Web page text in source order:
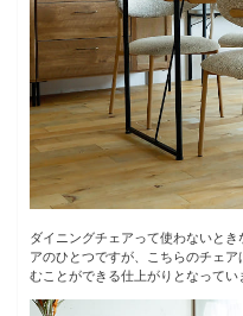
ダイニングチェアって使わないと
アのひとつですが、こちらのチェ
むことができる仕上がりとなってい